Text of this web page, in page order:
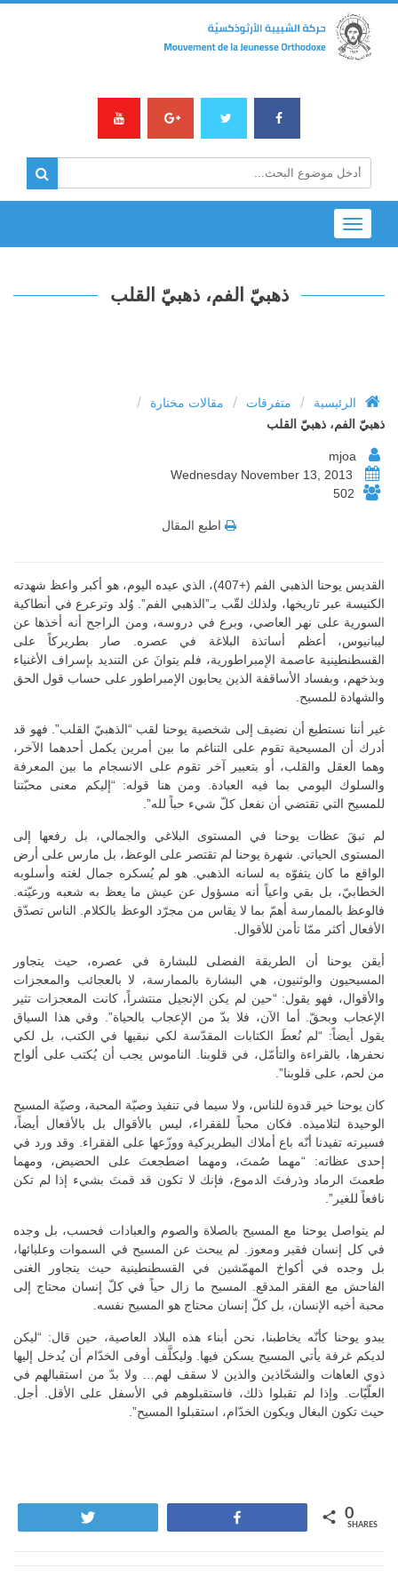
Toggle
navigation
ذهبيّ الفم، ذهبيّ القلب
الرئيسية / متفرقات / مقالات مختارة /
ذهبيّ الفم، ذهبيّ القلب
502
اطبع المقال
القديس يوحنا الذهبي الفم (+407)، الذي عيده اليوم، هو أكبر واعظ شهدته
الكنيسة عبر تاريخها، ولذلك لقّب بـ”الذهبي الفم”. وُلد وترعرع في أنطاكية
السورية على نهر العاصي، وبرع في دروسه، ومن الراجح أنه أخذها عن
ليبانيوس، أعظم أساتذة البلاغة في عصره. صار بطريركاً على
القسطنطينية عاصمة الإمبراطورية، فلم يتوانَ عن التنديد بإسراف الأغنياء
وبذخهم، وبفساد الأساقفة الذين يحابون الإمبراطور على حساب قول الحق
والشهادة للمسيح.
غير أننا نستطيع أن نضيف إلى شخصية يوحنا لقب “الذهبيّ القلب”. فهو قد
أدرك أن المسيحية تقوم على التناغم ما بين أمرين يكمل أحدهما الآخر،
وهما العقل والقلب، أو بتعبير آخر تقوم على الانسجام ما بين المعرفة
والسلوك اليومي بما فيه العبادة. ومن هنا قوله: “إليكم معنى محبّتنا
للمسيح التي تقتضي أن نفعل كلّ شيء حباً لله”.
لم تبقَ عظات يوحنا في المستوى البلاغي والجمالي، بل رفعها إلى
المستوى الحياتي. شهرة يوحنا لم تقتصر على الوعظ، بل مارس على أرض
الواقع ما كان يتفوّه به لسانه الذهبي. هو لم يُسكره جمال لغته وأسلوبه
الخطابيّ، بل بقي واعياً أنه مسؤول عن عيش ما يعظ به شعبه ورعيّته.
فالوعظ بالممارسة أهمّ بما لا يقاس من مجرّد الوعظ بالكلام. الناس تصدّق
الأفعال أكثر ممّا تأمن للأقوال.
أيقن يوحنا أن الطريقة الفضلى للبشارة في عصره، حيث يتجاور
المسيحيون والوثنيون، هي البشارة بالممارسة، لا بالعجائب والمعجزات
والأقوال، فهو يقول: “حين لم يكن الإنجيل منتشراً، كانت المعجزات تثير
الإعجاب وبحقّ. أما الآن، فلا بدّ من الإعجاب بالحياة”. وفي هذا السياق
يقول أيضاً: “لم نُعطَ الكتابات المقدّسة لكي نبقيها في الكتب، بل لكي
نحفرها، بالقراءة والتأمّل، في قلوبنا. الناموس يجب أن يُكتب على ألواح
من لحم، على قلوبنا”.
كان يوحنا خير قدوة للناس، ولا سيما في تنفيذ وصيّة المحبة، وصيّة المسيح
الوحيدة لتلاميذه. فكان محباً للفقراء، ليس بالأقوال بل بالأفعال أيضاً،
فسيرته تفيدنا أنّه باع أملاك البطريركية ووزّعها على الفقراء. وقد ورد في
إحدى عظاته: “مهما صُمتَ، ومهما اضطجعتَ على الحضيض، ومهما
طعمتَ الرماد وذرفتَ الدموع، فإنك لا تكون قد قمتَ بشيء إذا لم تكن
نافعاً للغير”.
لم يتواصل يوحنا مع المسيح بالصلاة والصوم والعبادات فحسب، بل وجده
في كل إنسان فقير ومعوز. لم يبحث عن المسيح في السموات وعليائها،
بل وجده في أكواخ المهمّشين في القسطنطينية حيث يتجاور الغنى
الفاحش مع الفقر المدقع. المسيح ما زال حياً في كلّ إنسان محتاج إلى
محبة أخيه الإنسان، بل كلّ إنسان محتاج هو المسيح نفسه.
يبدو يوحنا كأنّه يخاطبنا، نحن أبناء هذه البلاد العاصية، حين قال: “ليكن
لديكم غرفة يأتي المسيح يسكن فيها. وليكلَّف أوفى الخدّام أن يُدخل إليها
ذوي العاهات والشحّاذين والذين لا سقف لهم… ولا بدّ من استقبالهم في
العلّيّات. وإذا لم تقبلوا ذلك، فاستقبلوهم في الأسفل على الأقل. أجل.
حيث تكون البغال ويكون الخدّام، استقبلوا المسيح”.
0
SHARES